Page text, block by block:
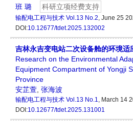
班 璐
科研立项经费支持
输配电工程与技术 Vol.13 No.2, June 25
DOI:10.12677/tdet.2025.132002
吉林永吉变电站二次设备舱的环境适
Research on the Environmental
Equipment Compartment of Yongji
Province
安芷萱 张海波
输配电工程与技术 Vol.13 No.1, March 14
DOI:10.12677/tdet.2025.131001